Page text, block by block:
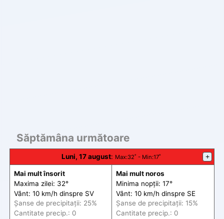
Săptămâna următoare
Luni, 17 august: Max:32˚ - Min:17˚ +
Mai mult însorit
Maxima zilei: 32°
Vânt: 10 km/h dinspre SV
Șanse de precipitații: 25%
Cantitate precip.: 0
Mai mult noros
Minima nopții: 17°
Vânt: 10 km/h dinspre SE
Șanse de precipitații: 15%
Cantitate precip.: 0